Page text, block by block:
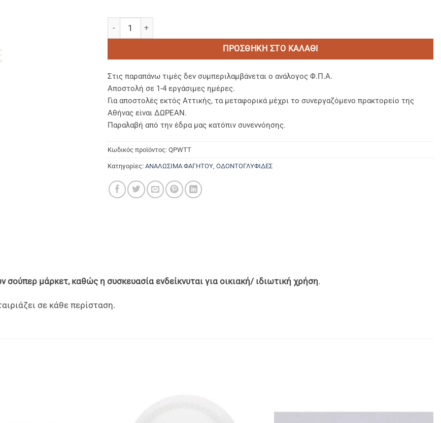
ΠΡΟΣΘΉΚΗ ΣΤΟ ΚΑΛΆΘΙ
Στις παραπάνω τιμές δεν συμπεριλαμβάνεται ο ανάλογος Φ.Π.Α.
Αποστολή σε 1-4 εργάσιμες ημέρες.
Για αποστολές εκτός Αττικής, τα μεταφορικά μέχρι το συνεργαζόμενο πρακτορείο της
Αθήνας είναι ΔΩΡΕΑΝ.
Παραλαβή από την έδρα μας κατόπιν συνεννόησης.
Κωδικός προϊόντος: QPWTT
Κατηγορίες: ΑΝΑΛΩΣΙΜΑ ΦΑΓΗΤΟΥ ΟΔΟΝΤΟΓΛΥΦΙΔΕΣ
μάρκετ, καθώς η συσκευασία ενδείκνυται για οικιακή/ ιδιωτική χρήση.
σε κάθε περίσταση.